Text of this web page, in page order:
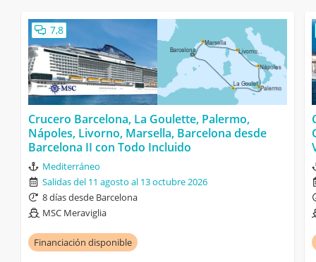
7,8
Crucero Barcelona, La Goulette, Palermo,
Nápoles, Livorno, Marsella, Barcelona desde
Barcelona II con Todo Incluido
Mediterráneo
Salidas del 11 agosto al 13 octubre 2026
8 días desde Barcelona
MSC Meraviglia
Financiación disponible